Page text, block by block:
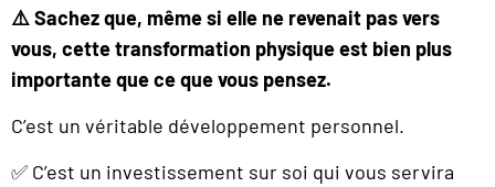
⚠️ Sachez que, même si elle ne revenait pas vers
vous, cette transformation physique est bien plus
importante que ce que vous pensez.
C’est un véritable développement personnel.
✅ C’est un investissement sur soi qui vous servira